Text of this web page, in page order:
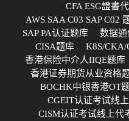
CFA ESG證書
AWS SAA C03 SAP C02
SAP PA认证题库
数据
CISA题库
K8S/CKA/
香港保险中介人IIQE题库
香港证券期货从业资格
BOCHK中银香港OT
CGEIT认证考试线
CISM认证考试线上代